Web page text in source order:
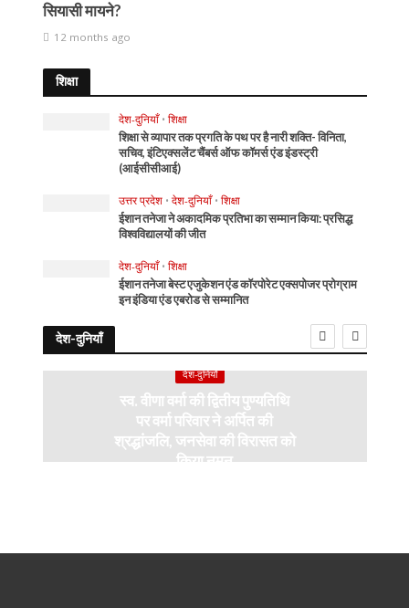
सियासी मायने?
12 months ago
शिक्षा
देश-दुनियाँ • शिक्षा
शिक्षा से व्यापार तक प्रगति के पथ पर है नारी शक्ति- विनिता,
सचिव, इंटिएक्सलेंट चैंबर्स ऑफ कॉमर्स एंड इंडस्ट्री
(आईसीसीआई)
उत्तर प्रदेश • देश-दुनियाँ • शिक्षा
ईशान तनेजा ने अकादमिक प्रतिभा का सम्मान किया: प्रसिद्ध
विश्वविद्यालयों की जीत
देश-दुनियाँ • शिक्षा
ईशान तनेजा बेस्ट एजुकेशन एंड कॉरपोरेट एक्सपोजर प्रोग्राम
इन इंडिया एंड एबरोड से सम्मानित
देश-दुनियाँ
देश-दुनियाँ
स्व. वीणा वर्मा की द्वितीय पुण्यतिथि
पर वर्मा परिवार ने अर्पित की
श्रद्धांजलि, जनसेवा की विरासत को
किया नमन